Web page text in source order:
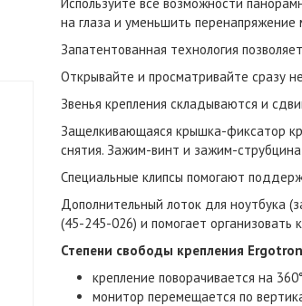
Кронштейн ErgoFount TBBS-1200G
на глаза и уменьшить
Запатентованная технология
Открывайте и просматривайте сразу
Звенья крепления складываются и
Защелкивающаяся крышка-фиксатор
снятия. Зажим-винт и зажим-
Специальные клипсы помогают
Дополнительный лоток для ноутбука
(45-245-026) и помогает организовать
Степени свободы крепления
крепление поворачивается на
монитор перемещается по